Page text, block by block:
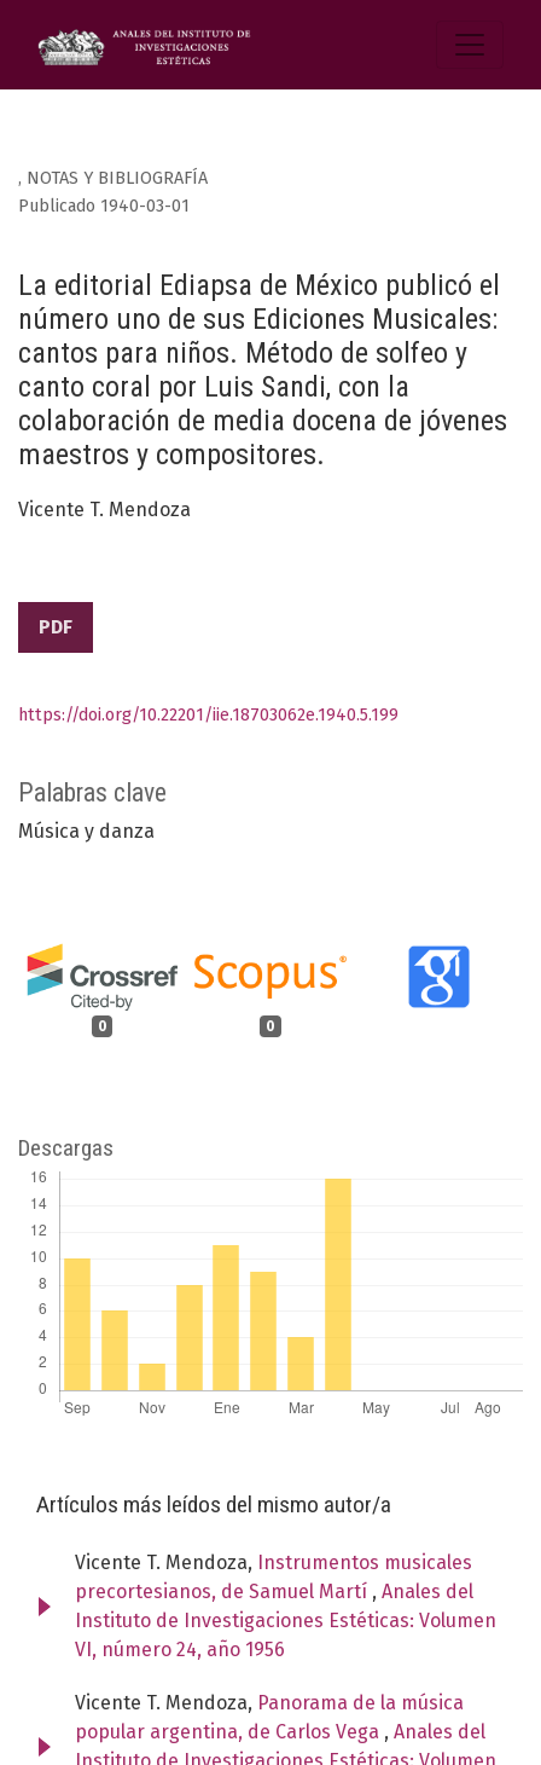
, NOTAS Y BIBLIOGRAFÍA
La editorial Ediapsa de México publicó el
número uno de sus Ediciones Musicales:
cantos para niños. Método de solfeo y
canto coral por Luis Sandi, con la
colaboración de media docena de jóvenes
maestros y compositores.
Publicado 1940-03-01
Vicente T. Mendoza
PDF
Palabras clave
Música y danza
0 0
https://doi.org/10.22201/iie.18703062e.1940.5.199
Descargas
Artículos más leídos del mismo autor/a
Vicente T. Mendoza, Instrumentos musicales
precortesianos, de Samuel Martí , Anales del
Instituto de Investigaciones Estéticas: Volumen
VI, número 24, año 1956
Vicente T. Mendoza, Panorama de la música
popular argentina, de Carlos Vega , Anales del
Instituto de Investigaciones Estéticas: Volumen